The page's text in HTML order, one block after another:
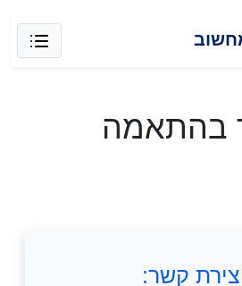
בהתאמה
קשר: